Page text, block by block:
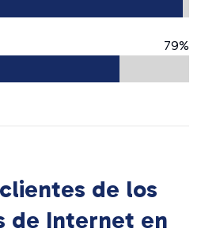
79%
de los
de Internet en